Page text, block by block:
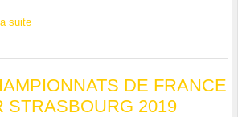
suite
DE FRANCE
STRASBOURG 2019